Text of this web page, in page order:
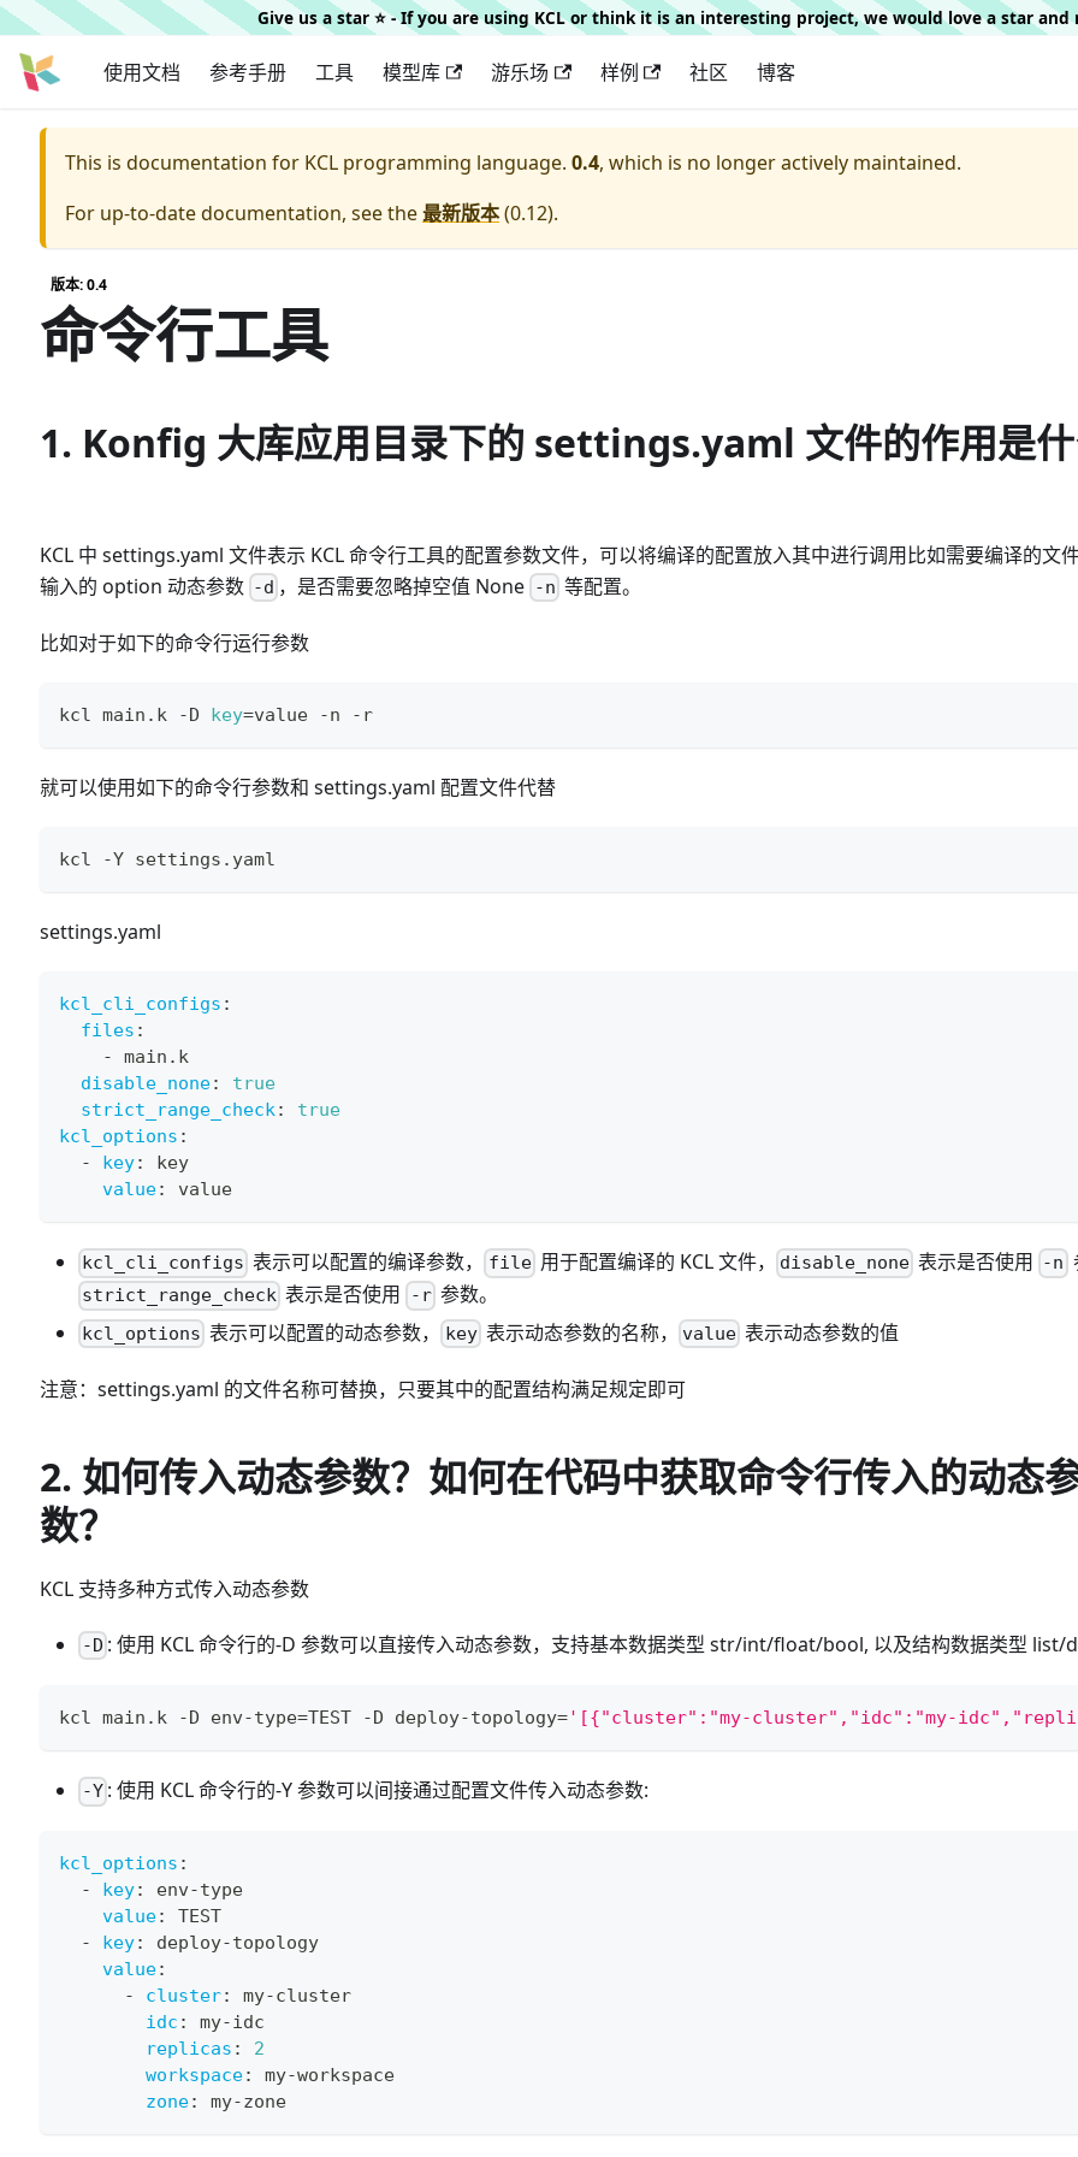
Give us a star ⭐️ - If you are using KCL or think it is an interesting project, we would love a star
使用文档 参考手册 工具 模型库 游乐场 样例 社区 博客
This is documentation for KCL programming language. 0.4, which is no longer actively maintained.
For up-to-date documentation, see the最新版本(0.12).
版本: 0.4
命令行工具
1. Konfig 大库应用目录下的 settings.yaml 文件的作用是
KCL 中 settings.yaml 文件表示 KCL 命令行工具的配置参数文件，可以将编译的配置放入其中进行调用比如需要编译的文
输入的 option 动态参数 -d ，是否需要忽略掉空值 None -n 等配置。
比如对于如下的命令行运行参数
kcl main.k -D key=value -n -r
就可以使用如下的命令行参数和 settings.yaml 配置文件代替
kcl -Y settings.yaml
settings.yaml
kcl_cli_configs :
files :
-
main.k
disable_none:
true
strict_range_check:
true
kcl_options :
-
key:
key
value: value
kcl_cli_configs 表示可以配置的编译参数， file用于配置编译的 KCL 文件， disable_none 表示是否使用 -n
strict_range_check 表示是否使用 -r参数。
kcl_options 表示可以配置的动态参数， key表示动态参数的名称， value 表示动态参数的值
注意：settings.yaml 的文件名称可替换，只要其中的配置结构满足规定即可
2. 如何传入动态参数？如何在代码中获取命令行传入的动态
数？
KCL 支持多种方式传入动态参数
-D : 使用 KCL 命令行的-D 参数可以直接传入动态参数，支持基本数据类型 str/int/float/bool, 以及结构数据类型 list/
kcl main.k -D env-type=TEST -D deploy-topology='[{"cluster":"my-cluster","idc":"my-
-Y : 使用 KCL 命令行的-Y 参数可以间接通过配置文件传入动态参数:
kcl_options :
-
key: env-type
value:
TEST
-
key: deploy-topology
value:
-
cluster: my-cluster
idc : my-idc
replicas :
2
workspace: my-workspace
zone: my-zone